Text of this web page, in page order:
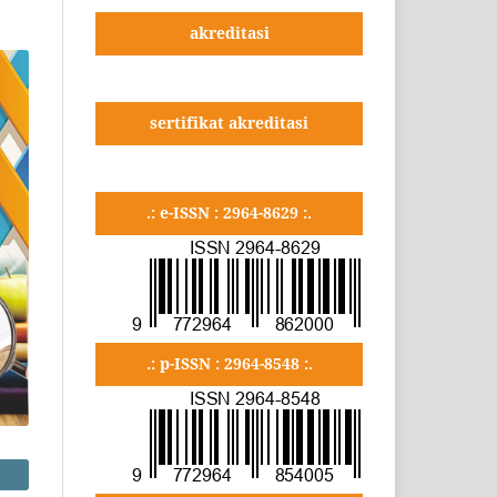
akreditasi
sertifikat akreditasi
.: e-ISSN : 2964-8629 :.
.: p-ISSN : 2964-8548 :.